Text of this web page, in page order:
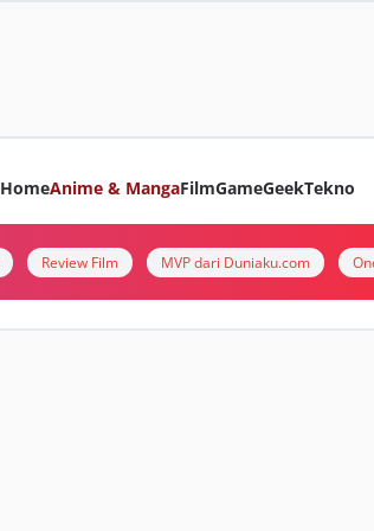
HomeAnime & MangaFilmGameGeekTekno
Review Film MVP dari Duniaku.com